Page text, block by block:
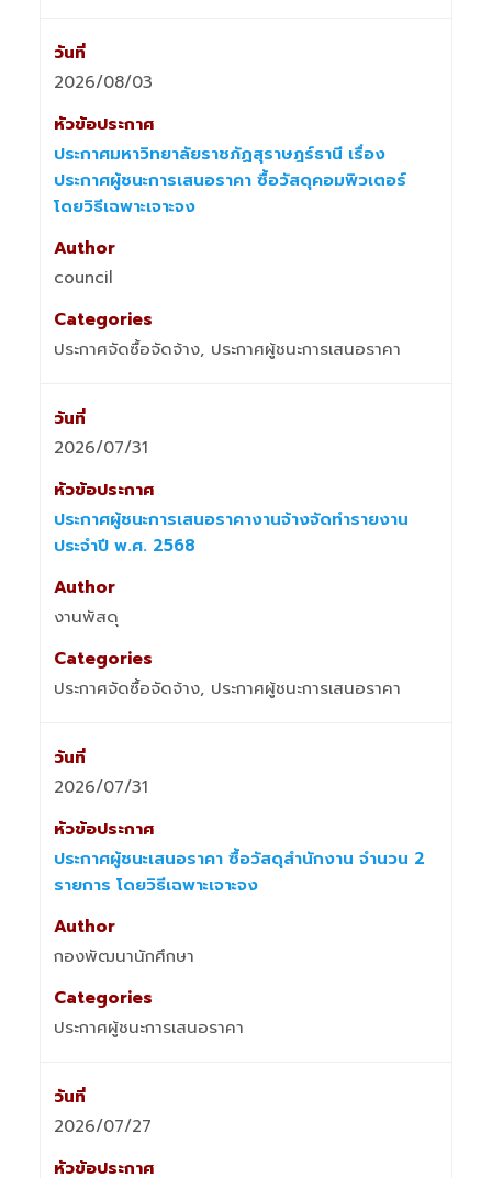
2026/08/03
ประกาศมหาวิทยาลัยราชภัฏสุราษฎร์ธานี เรื่อง
ประกาศผู้ชนะการเสนอราคา ซื้อวัสดุคอมพิวเตอร์
โดยวิธีเฉพาะเจาะจง
council
ประกาศจัดซื้อจัดจ้าง, ประกาศผู้ชนะการเสนอราคา
2026/07/31
ประกาศผู้ชนะการเสนอราคางานจ้างจัดทำรายงาน
ประจำปี พ.ศ. 2568
งานพัสดุ
ประกาศจัดซื้อจัดจ้าง, ประกาศผู้ชนะการเสนอราคา
2026/07/31
ประกาศผู้ชนะเสนอราคา ซื้อวัสดุสำนักงาน จำนวน 2
รายการ โดยวิธีเฉพาะเจาะจง
กองพัฒนานักศึกษา
ประกาศผู้ชนะการเสนอราคา
2026/07/27